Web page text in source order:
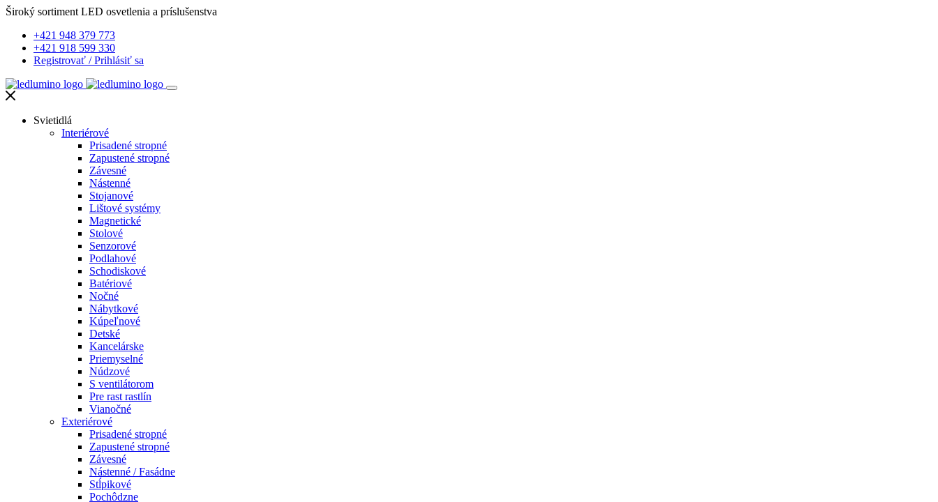
Široký sortiment LED osvetlenia a príslušenstva
+421 948 379 773
+421 918 599 330
Registrovať /Prihlásiť sa
Svietidlá
Interiérové
Prisadené stropné
Zapustené stropné
Závesné
Nástenné
Stojanové
Lištové systémy
Magnetické
Stolové
Senzorové
Podlahové
Schodiskové
Batériové
Nočné
Nábytkové
Kúpeľnové
Detské
Kancelárske
Priemyselné
Núdzové
S ventilátorom
Pre rast rastlín
Vianočné
Exteriérové
Prisadené stropné
Zapustené stropné
Závesné
Nástenné / Fasádne
Stĺpikové
Pochôdzne